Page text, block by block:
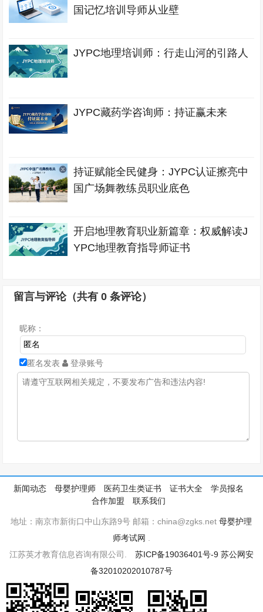
国记忆培训导师从业壁
JYPC地理培训师：行走山河的引路人
JYPC藏药学咨询师：持证赢未来
持证赋能全民健身：JYPC认证擦亮中
国广场舞教练员职业底色
开启地理教育职业新篇章：权威解读J
YPC地理教育指导师证书
留言与评论（共有0 条评论）
昵称：
匿名发表 登录账号
新闻动态 母婴护理师 医药卫生类证书 证书大全
学员报名
合作加盟
联系我们
地址：南京市新街口中山东路9号 邮箱：china@zgks.net母婴护理
师考试网
江苏英才教育信息咨询有限公司. 苏ICP备19036401号-9 苏公网安
备32010202010787号